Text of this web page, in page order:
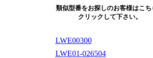
類似型番をお探しのお客様はこち
クリックして下さい。
LWE00300
LWE01-026504